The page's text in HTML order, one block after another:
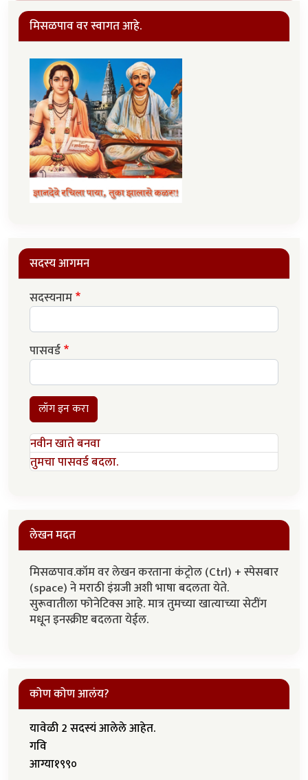
मिसळपाव वर स्वागत आहे.
सदस्य आगमन
सदस्यनाम
पासवर्ड
लॉग इन करा
नवीन खाते बनवा
तुमचा पासवर्ड बदला.
लेखन मदत
मिसळपाव.कॉम वर लेखन करताना कंट्रोल (Ctrl) + स्पेसबार
(space) ने मराठी इंग्रजी अशी भाषा बदलता येते.
सुरूवातीला फोनेटिक्स आहे. मात्र तुमच्या खात्याच्या सेटींग
मधून इनस्क्रीप्ट बदलता येईल.
कोण कोण आलंय?
यावेळी 2 सदस्यं आलेले आहेत.
गवि
आग्या१९९०